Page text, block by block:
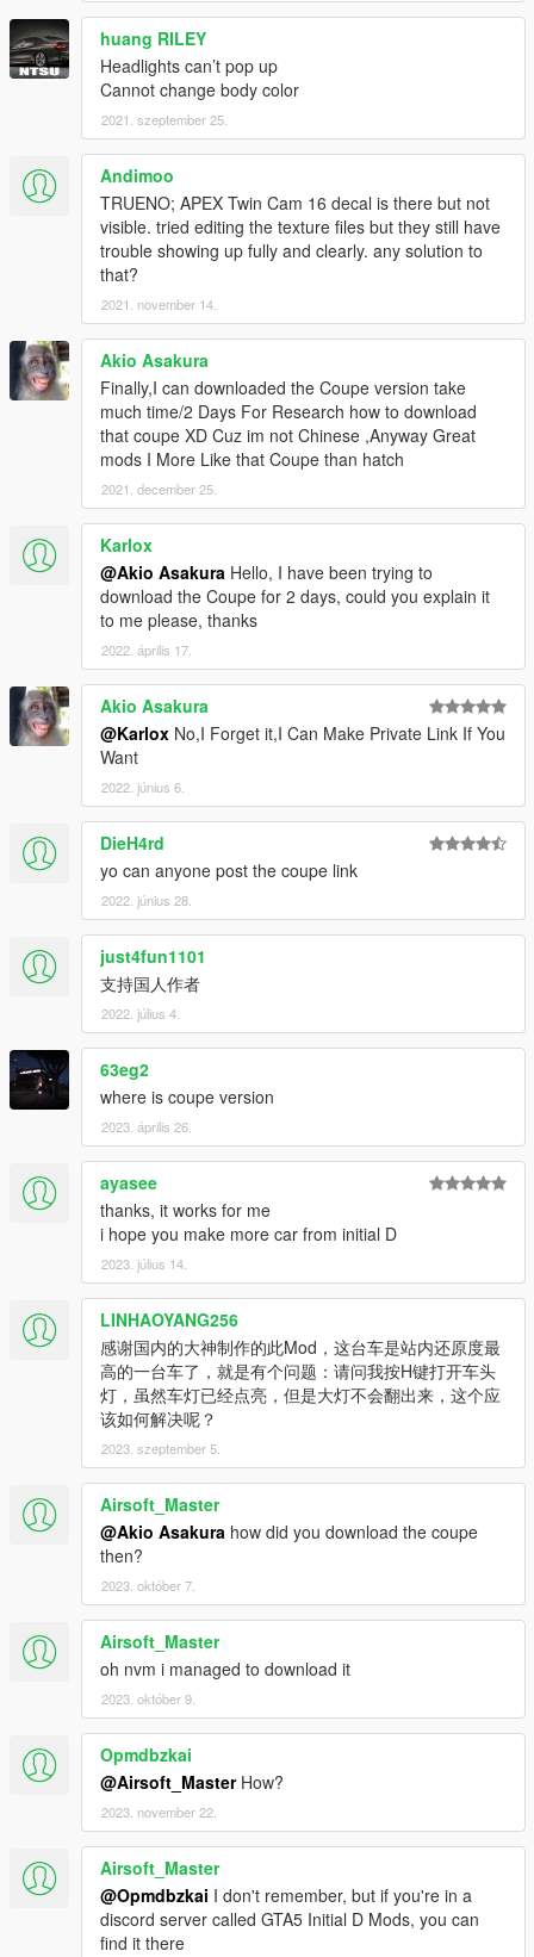
huang RILEY
Headlights can’t pop up
Cannot change body color
2021. szeptember 25.
Andimoo
TRUENO; APEX Twin Cam 16 decal is there but not
visible. tried editing the texture files but they still have
trouble showing up fully and clearly. any solution to
that?
2021. november 14.
Akio Asakura
Finally,I can downloaded the Coupe version take
much time/2 Days For Research how to download
that coupe XD Cuz im not Chinese ,Anyway Great
mods I More Like that Coupe than hatch
2021. december 25.
Karlox
@Akio Asakura Hello, I have been trying to
download the Coupe for 2 days, could you explain it
to me please, thanks
2022. április 17.
Akio Asakura
@Karlox No,I Forget it,I Can Make Private Link If You
Want
2022. június 6.
DieH4rd
yo can anyone post the coupe link
2022. június 28.
just4fun1101
支持国人作者
2022. július 4.
63eg2
where is coupe version
2023. április 26.
ayasee
thanks, it works for me
i hope you make more car from initial D
2023. július 14.
LINHAOYANG256
感谢国内的大神制作的此Mod，这台车是站内还原度最
高的一台车了，就是有个问题：请问我按H键打开车头
灯，虽然车灯已经点亮，但是大灯不会翻出来，这个应
该如何解决呢？
2023. szeptember 5.
Airsoft_Master
@Akio Asakura how did you download the coupe
then?
2023. október 7.
Airsoft_Master
oh nvm i managed to download it
2023. október 9.
Opmdbzkai
@Airsoft_MasterHow?
2023. november 22.
Airsoft_Master
@Opmdbzkai I don't remember, but if you're in a
discord server called GTA5 Initial D Mods, you can
find it there